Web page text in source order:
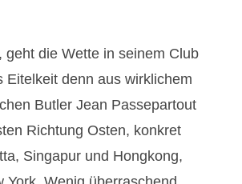
die Wette in seinem Club
denn aus wirklichem
Butler Jean Passepartout
Richtung Osten, konkret
Singapur und Hongkong,